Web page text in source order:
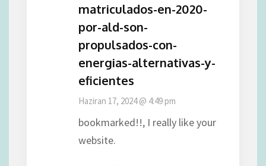
matriculados-en-2020-
por-ald-son-
propulsados-con-
energias-alternativas-y-
eficientes
Haziran 17, 2024 @ 4:49 pm
bookmarked!!, I really like your
website.